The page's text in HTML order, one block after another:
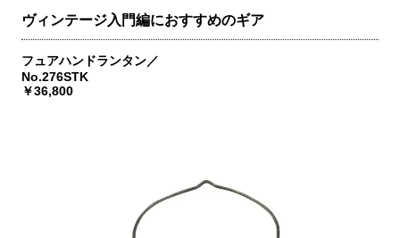
ヴィンテージ入門編におすすめのギア
フュアハンドランタン／
No.276STK
￥36,800